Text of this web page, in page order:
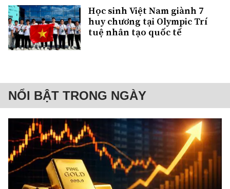
Học sinh Việt Nam giành 7
huy chương tại Olympic Trí
tuệ nhân tạo quốc tế
NỔI BẬT TRONG NGÀY